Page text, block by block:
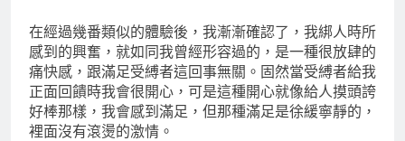
在經過幾番類似的體驗後，我漸漸確認了，我綁人時所
感到的興奮，就如同我曾經形容過的，是一種很放肆的
痛快感，跟滿足受縛者這回事無關。固然當受縛者給我
正面回饋時我會很開心，可是這種開心就像給人摸頭誇
好棒那樣，我會感到滿足，但那種滿足是徐緩寧靜的，
裡面沒有滾燙的激情。